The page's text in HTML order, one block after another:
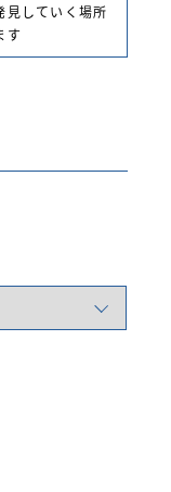
見していく場所
す